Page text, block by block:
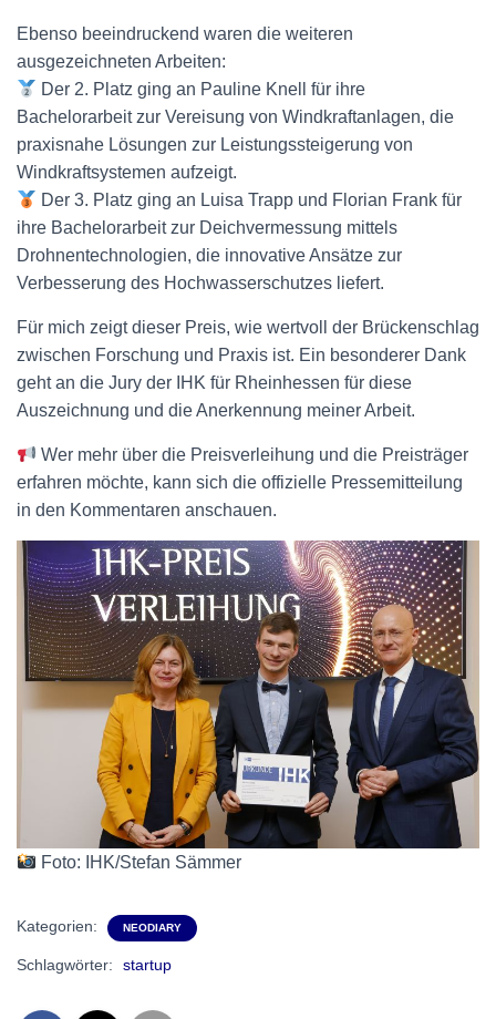
Ebenso beeindruckend waren die weiteren
ausgezeichneten Arbeiten:
Der 2. Platz ging an Pauline Knell für ihre
Bachelorarbeit zur Vereisung von Windkraftanlagen, die
praxisnahe Lösungen zur Leistungssteigerung von
Windkraftsystemen aufzeigt.
Der 3. Platz ging an Luisa Trapp und Florian Frank für
ihre Bachelorarbeit zur Deichvermessung mittels
Drohnentechnologien, die innovative Ansätze zur
Verbesserung des Hochwasserschutzes liefert.
Für mich zeigt dieser Preis, wie wertvoll der Brückenschlag
zwischen Forschung und Praxis ist. Ein besonderer Dank
geht an die Jury der IHK für Rheinhessen für diese
Auszeichnung und die Anerkennung meiner Arbeit.
Wer mehr über die Preisverleihung und die Preisträger
erfahren möchte, kann sich die offizielle Pressemitteilung
in den Kommentaren anschauen.
Foto: IHK/Stefan Sämmer
Kategorien: NEODIARY
Schlagwörter: startup